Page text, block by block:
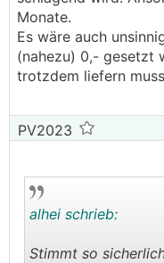
Monate.
Es wäre auch
(nahezu) 0,- gesetzt
trotzdem liefern
PV2023
alhei schrieb:
Stimmt so